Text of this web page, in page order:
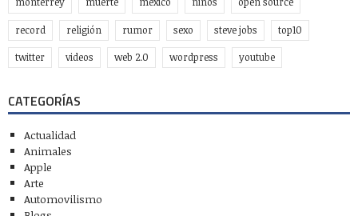
record religión rumor sexo steve jobs top10
twitter videos web 2.0 wordpress youtube
CATEGORÍAS
Actualidad
Animales
Apple
Arte
Automovilismo